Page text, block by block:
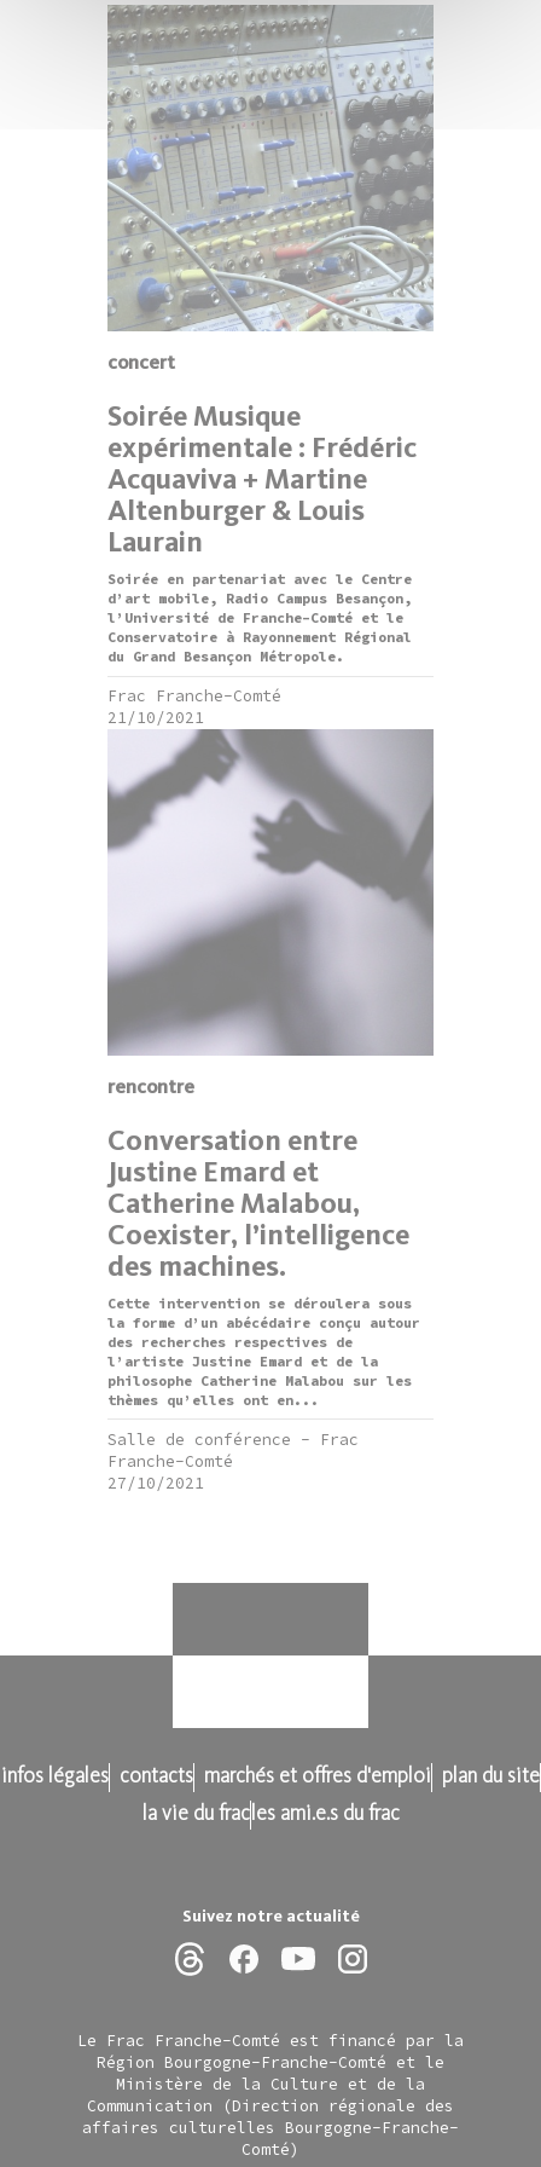
Suivez notre actualité
concert
Soirée Musique
expérimentale : Frédéric
Acquaviva + Martine
Altenburger & Louis
Laurain
Soirée en partenariat avec le Centre
d’art mobile, Radio Campus Besançon,
l’Université de Franche-Comté et le
Conservatoire à Rayonnement Régional
du Grand Besançon Métropole.
Frac Franche-Comté
21/10/2021
rencontre
Conversation entre
Justine Emard et
Catherine Malabou,
Coexister, l’intelligence
des machines.
Cette intervention se déroulera sous
la forme d’un abécédaire conçu autour
des recherches respectives de
l’artiste Justine Emard et de la
philosophe Catherine Malabou sur les
thèmes qu’elles ont en...
Salle de conférence - Frac
Franche-Comté
27/10/2021
infos légales contacts marchés et offres d'emploi
plan du site
la vie du frac les ami.e.s du frac
Le Frac Franche-Comté est financé par la
Région Bourgogne-Franche-Comté et le
Ministère de la Culture et de la
Communication (Direction régionale des
affaires culturelles Bourgogne-Franche-
Comté)